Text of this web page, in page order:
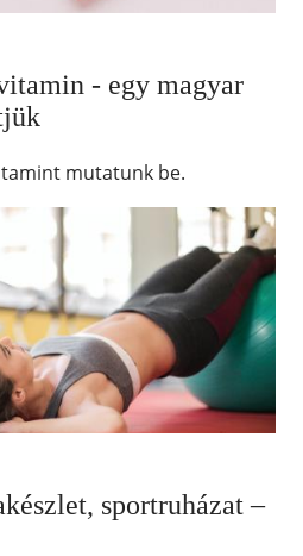
- egy magyar
mutatunk be.
sportruházat –